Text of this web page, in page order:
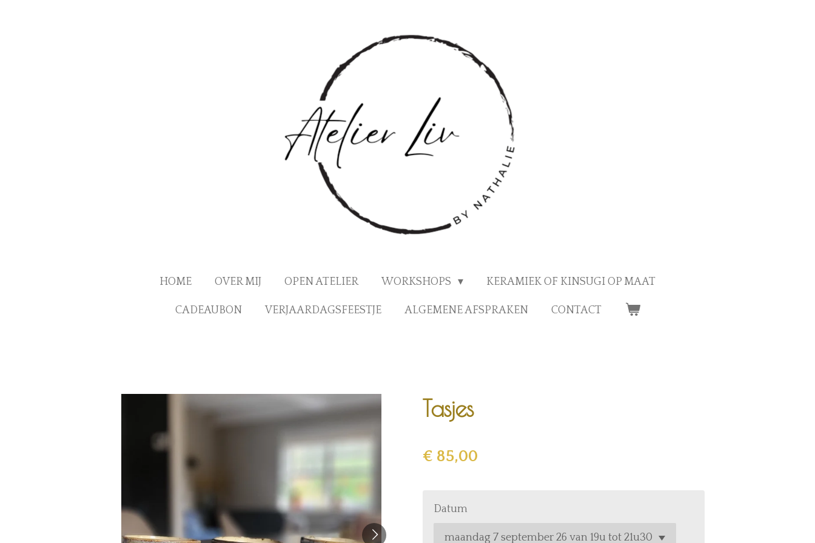
HOME OVER MIJ OPEN ATELIER WORKSHOPS KERAMIEK OF KINSUGI OP MAAT
CADEAUBON VERJAARDAGSFEESTJE ALGEMENE AFSPRAKEN CONTACT
Tasjes
€ 85,00
Datum